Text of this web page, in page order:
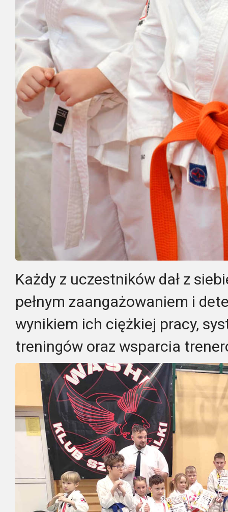
Każdy z uczestników dał z
pełnym zaangażowaniem i
wynikiem ich ciężkiej pracy,
treningów oraz wsparcia